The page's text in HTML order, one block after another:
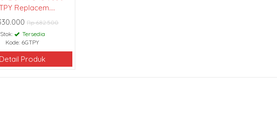
Replacem....
Rp 682.500
Stok:
Tersedia
Kode: 6GTPY
Detail Produk